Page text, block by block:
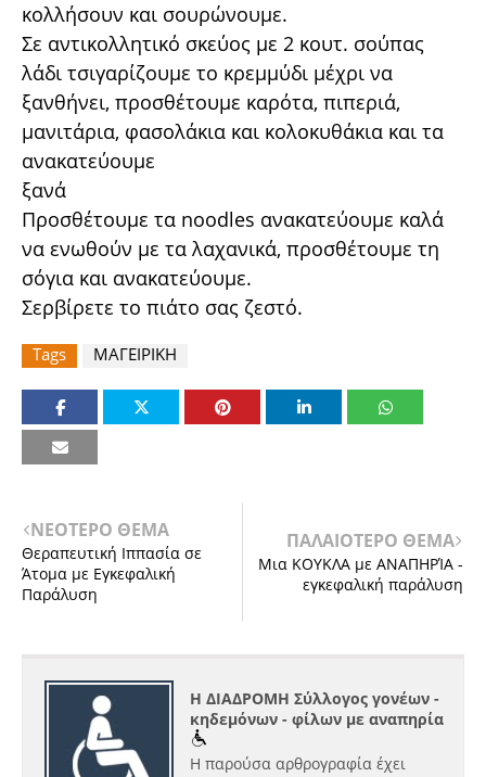
κολλήσουν και σουρώνουμε.
Σε αντικολλητικό σκεύος με 2 κουτ. σούπας
λάδι τσιγαρίζουμε το κρεμμύδι μέχρι να
ξανθήνει, προσθέτουμε καρότα, πιπεριά,
μανιτάρια, φασολάκια και κολοκυθάκια και τα
ανακατεύουμε
ξανά
Προσθέτουμε τα noodles ανακατεύουμε καλά
να ενωθούν με τα λαχανικά, προσθέτουμε τη
σόγια και ανακατεύουμε.
Σερβίρετε το πιάτο σας ζεστό.
Tags ΜΑΓΕΙΡΙΚΗ
ΝΕΟΤΕΡΟ ΘΕΜΑ
Θεραπευτική Ιππασία σε
Άτομα με Εγκεφαλική
Παράλυση
ΠΑΛΑΙΟΤΕΡΟ ΘΕΜΑ
Μια ΚΟΥΚΛΑ με ΑΝΑΠΗΡΊΑ -
εγκεφαλική παράλυση
Η ΔΙΑΔΡΟΜΗ Σύλλογος γονέων -
κηδεμόνων - φίλων με αναπηρία
Η παρούσα αρθρογραφία έχει